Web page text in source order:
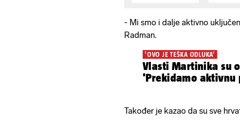
- Mi smo i dalje aktivno
Radman.
'OVO JE TEŠKA ODLUKA'
Vlasti Martinika su
'Prekidamo aktivnu
Također je kazao da su sve